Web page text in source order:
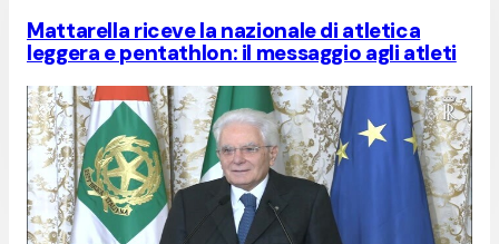
Mattarella riceve la nazionale di atletica
leggera e pentathlon: il messaggio agli atleti